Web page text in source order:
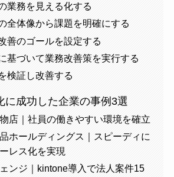
業務を見える化する
全体像から課題を明確にする
善のゴールを設定する
基づいて業務改善策を実行する
検証し改善する
に成功した企業の事例3選
店｜社員の働きやすい環境を確立
ホールディングス｜スピーディに
レス化を実現
ンジ｜kintone導入で法人案件15